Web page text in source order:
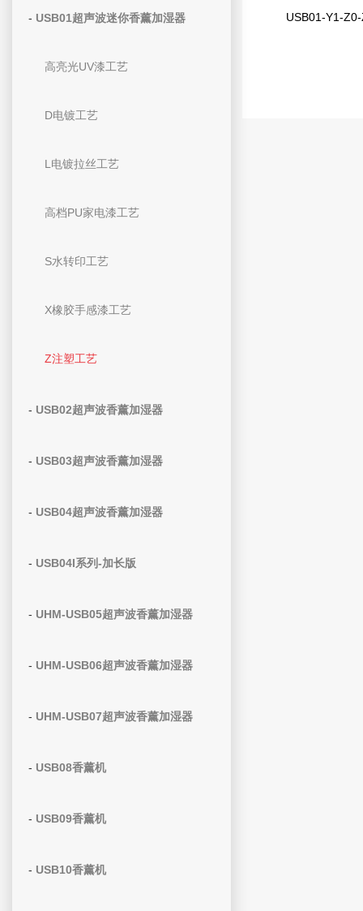
USB01-Y1-
- USB01超声波迷你香薰加湿器
高亮光UV漆工艺
D电镀工艺
L电镀拉丝工艺
高档PU家电漆工艺
S水转印工艺
X橡胶手感漆工艺
Z注塑工艺
- USB02超声波香薰加湿器
- USB03超声波香薰加湿器
- USB04超声波香薰加湿器
- USB04I系列-加长版
- UHM-USB05超声波香薰加湿器
- UHM-USB06超声波香薰加湿器
- UHM-USB07超声波香薰加湿器
- USB08香薰机
- USB09香薰机
- USB10香薰机